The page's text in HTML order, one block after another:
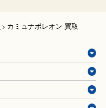
> カミュナポレオン 買取